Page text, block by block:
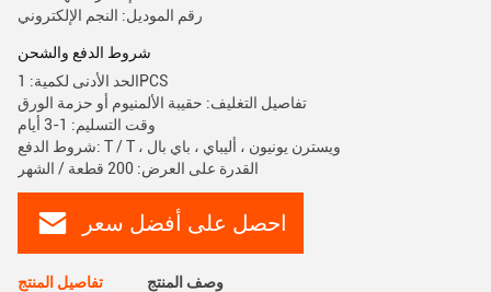
رقم الموديل: النجم الإلكتروني
شروط الدفع والشحن
الحد الأدنى لكمية: 1PCS
تفاصيل التغليف: حقيبة الألمنيوم أو حزمة الورق
وقت التسليم: 1-3 أيام
شروط الدفع: T / T ، ويسترن يونيون ، أليباي ، باي بال
القدرة على العرض: 200 قطعة / الشهر
احصل على أفضل سعر
تفاصيل المنتج وصف المنتج